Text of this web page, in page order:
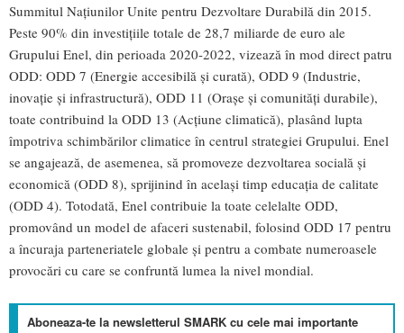
Summitul Națiunilor Unite pentru Dezvoltare Durabilă din 2015.
Peste 90% din investițiile totale de 28,7 miliarde de euro ale
Grupului Enel, din perioada 2020-2022, vizează în mod direct patru
ODD: ODD 7 (Energie accesibilă și curată), ODD 9 (Industrie,
inovație și infrastructură), ODD 11 (Orașe și comunități durabile),
toate contribuind la ODD 13 (Acțiune climatică), plasând lupta
împotriva schimbărilor climatice în centrul strategiei Grupului. Enel
se angajează, de asemenea, să promoveze dezvoltarea socială și
economică (ODD 8), sprijinind în același timp educația de calitate
(ODD 4). Totodată, Enel contribuie la toate celelalte ODD,
promovând un model de afaceri sustenabil, folosind ODD 17 pentru
a încuraja parteneriatele globale și pentru a combate numeroasele
provocări cu care se confruntă lumea la nivel mondial.
Aboneaza-te la newsletterul SMARK cu cele mai importante